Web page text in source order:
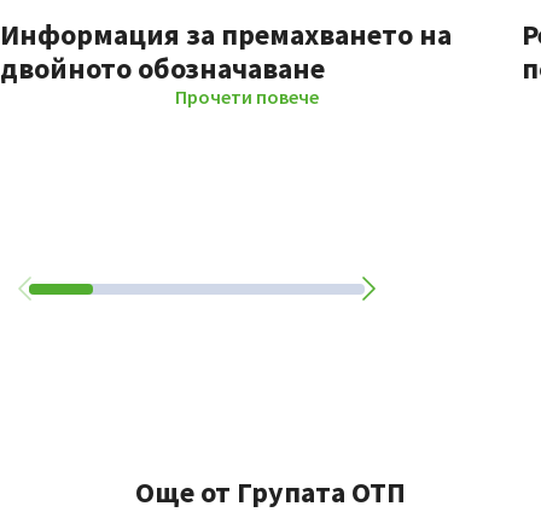
Информация за премахването на
двойното обозначаване
Прочети повече
Още от Групата ОТП